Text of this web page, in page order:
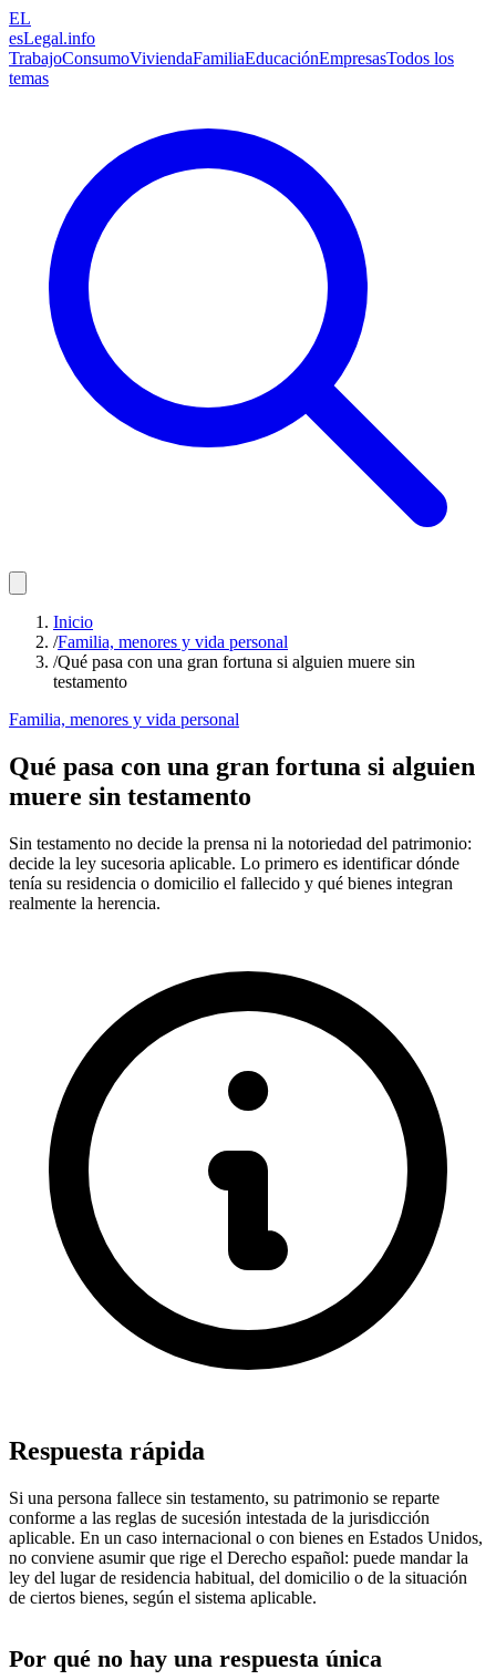
EL
esLegal.info
TrabajoConsumoViviendaFamiliaEducaciónEmpresasTodos los
temas
Inicio
/Familia, menores y vida personal
/Qué pasa con una gran fortuna si alguien muere sin
testamento
Familia, menores y vida personal
Qué pasa con una gran fortuna si alguien
muere sin testamento
Sin testamento no decide la prensa ni la notoriedad del patrimonio:
decide la ley sucesoria aplicable. Lo primero es identificar dónde
tenía su residencia o domicilio el fallecido y qué bienes integran
realmente la herencia.
Respuesta rápida
Si una persona fallece sin testamento, su patrimonio se reparte
conforme a las reglas de sucesión intestada de la jurisdicción
aplicable. En un caso internacional o con bienes en Estados Unidos,
no conviene asumir que rige el Derecho español: puede mandar la
ley del lugar de residencia habitual, del domicilio o de la situación
de ciertos bienes, según el sistema aplicable.
Por qué no hay una respuesta única